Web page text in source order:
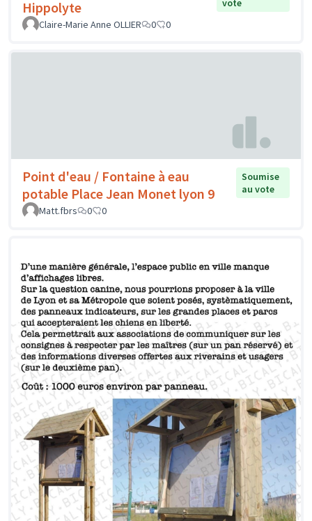
Hippolyte
vote
Claire-Marie Anne OLLIER
0 0
Point d'eau / Fontaine à eau
potable Place Jean Monet lyon 9
Soumise
au vote
Matt.fbrs
0 0